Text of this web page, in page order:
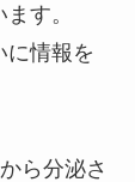
す。
に情報を
ら分泌さ